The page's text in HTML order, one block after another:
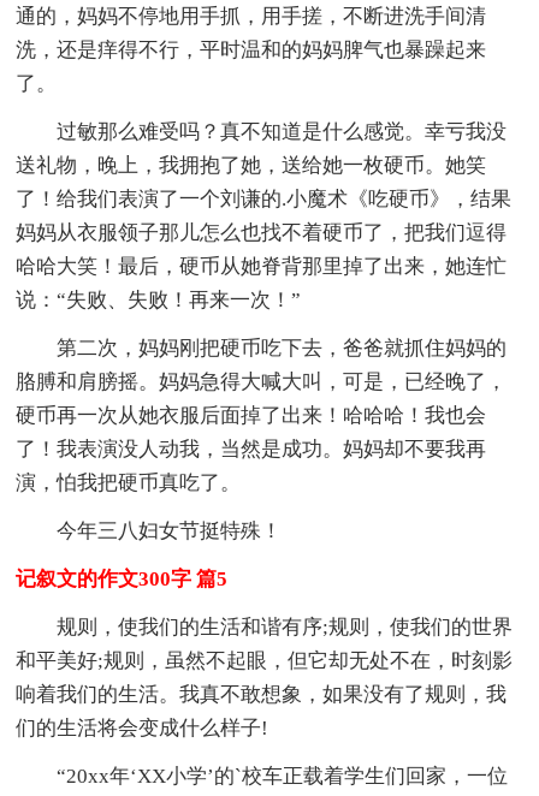
通的，妈妈不停地用手抓，用手搓，不断进洗手间清
洗，还是痒得不行，平时温和的妈妈脾气也暴躁起来
了。
过敏那么难受吗？真不知道是什么感觉。幸亏我没
送礼物，晚上，我拥抱了她，送给她一枚硬币。她笑
了！给我们表演了一个刘谦的.小魔术《吃硬币》，结果
妈妈从衣服领子那儿怎么也找不着硬币了，把我们逗得
哈哈大笑！最后，硬币从她脊背那里掉了出来，她连忙
说：“失败、失败！再来一次！”
第二次，妈妈刚把硬币吃下去，爸爸就抓住妈妈的
胳膊和肩膀摇。妈妈急得大喊大叫，可是，已经晚了，
硬币再一次从她衣服后面掉了出来！哈哈哈！我也会
了！我表演没人动我，当然是成功。妈妈却不要我再
演，怕我把硬币真吃了。
今年三八妇女节挺特殊！
记叙文的作文300字 篇5
规则，使我们的生活和谐有序;规则，使我们的世界
和平美好;规则，虽然不起眼，但它却无处不在，时刻影
响着我们的生活。我真不敢想象，如果没有了规则，我
们的生活将会变成什么样子!
“20xx年‘XX小学’的`校车正载着学生们回家，一位